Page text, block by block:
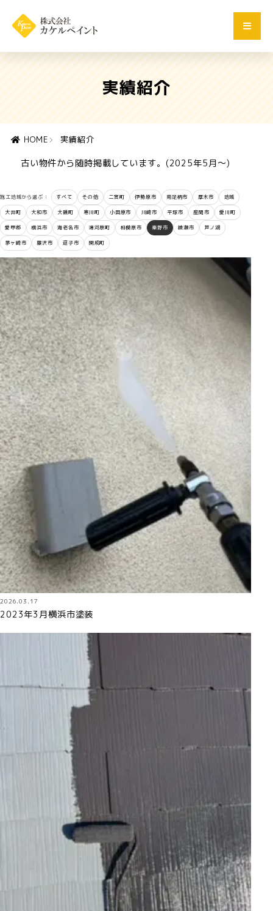
実績紹介
HOME 実績紹介
古い物件から随時掲載しています。(2025年5月～)
施工地域から選ぶ： すべて その他 二宮町 伊勢原市 南足柄市 厚木市 地域
大井町 大和市 大磯町 寒川町 小田原市 川崎市 平塚市 座間市 愛川町
愛甲郡 横浜市 海老名市 湯河原町 相模原市 秦野市 綾瀬市 芦ノ湖
茅ヶ崎市 藤沢市 逗子市 開成町
2026.03.17
2023年3月横浜市塗装